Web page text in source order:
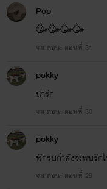
Pop
🥳🥳🥳🥳
จากตอน: ตอนที่ 31
pokky
น่ารัก
จากตอน: ตอนที่ 30
pokky
พักรบกำลังจะพบรัก
จากตอน: ตอนที่ 29